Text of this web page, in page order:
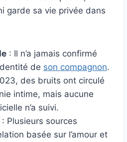
garde sa vie privée dans
: Il n’a jamais confirmé
de son compagnon.
des bruits ont circulé
intime, mais aucune
n’a suivi.
: Plusieurs sources
basée sur l’amour et